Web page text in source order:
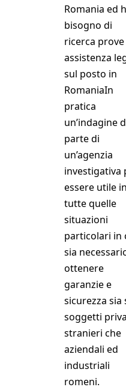
Romania ed
bisogno di
ricerca prove
assistenza
sul posto in
RomaniaIn
pratica
un’indagine
parte di
un’agenzia
investigativa
essere utile
tutte quelle
situazioni
particolari in
sia
ottenere
garanzie e
sicurezza sia
soggetti
stranieri che
aziendali ed
industriali
romeni.